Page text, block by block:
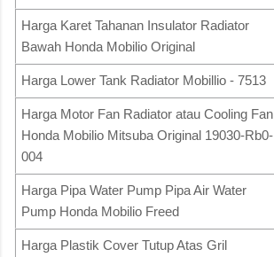
Harga Karet Tahanan Insulator Radiator
Bawah Honda Mobilio Original
Harga Lower Tank Radiator Mobillio - 7513
Harga Motor Fan Radiator atau Cooling Fan
Honda Mobilio Mitsuba Original 19030-Rb0-
004
Harga Pipa Water Pump Pipa Air Water
Pump Honda Mobilio Freed
Harga Plastik Cover Tutup Atas Gril